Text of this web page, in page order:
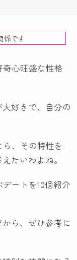
係です
心旺盛な性格
好きで、自分の
、その特性を
たいわよね。
ートを10個紹介
ら、ぜひ参考に